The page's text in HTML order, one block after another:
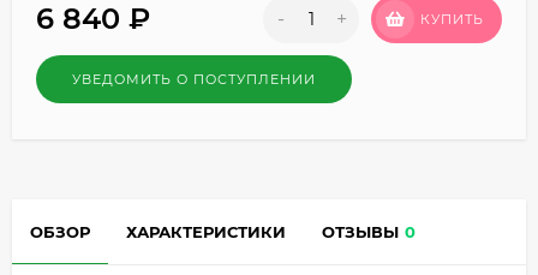
6 840 ₽ - + КУПИТЬ
УВЕДОМИТЬ О ПОСТУПЛЕНИИ
ОБЗОР ХАРАКТЕРИСТИКИ ОТЗЫВЫ 0